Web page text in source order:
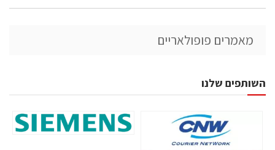
מאמרים פופולאריים
השותפים שלנו